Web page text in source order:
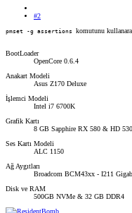
#2
pmset -g assertions komutunu
BootLoader
OpenCore 0.6.4
Anakart Modeli
Asus Z170 Deluxe
İşlemci Modeli
Intel i7 6700K
Grafik Kartı
8 GB Sapphire RX 580 & HD 530
Ses Kartı Modeli
ALC 1150
Ağ Aygıtları
Broadcom BCM43xx - I211
Disk ve RAM
500GB NVMe & 32 GB DDR4